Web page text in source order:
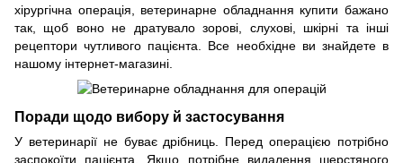
хірургічна операція, ветеринарне обладнання купити бажано
так, щоб воно не дратувало зорові, слухові, шкірні та інші
рецептори чутливого пацієнта. Все необхідне ви знайдете в
нашому інтернет-магазині.
Поради щодо вибору й застосування
У ветеринарії не буває дрібниць. Перед операцією потрібно
заспокоїти пацієнта. Якщо потрібне видалення шерстяного